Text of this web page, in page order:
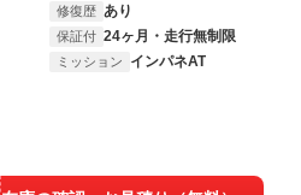
修復歴 あり
保証付 24ヶ月・走行無制限
ミッション インパネAT